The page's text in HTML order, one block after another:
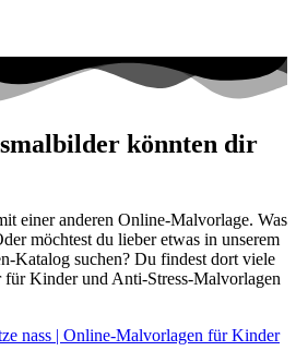
könnten dir
einer anderen Online-Malvorlage. Was
möchtest du lieber etwas in unserem
Katalog suchen? Du findest dort viele
für Kinder und Anti-Stress-Malvorlagen